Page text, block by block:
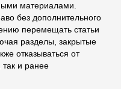
материалами.
без дополнительного
перемещать статьи
разделы, закрытые
отказываться от
так и ранее